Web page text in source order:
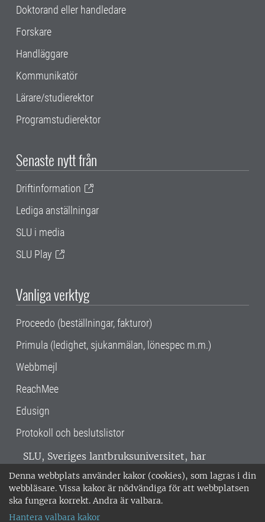
Denna webbplats använder kakor (cookies), som lagras i din
webbläsare. Vissa kakor är nödvändiga för att webbplatsen
ska fungera korrekt. Andra är valbara.
Hantera valbara kakor
Doktorand eller handledare
Forskare
Handläggare
Kommunikatör
Lärare/studierektor
Programstudierektor
Senaste nytt från
Driftinformation
Lediga anställningar
SLU i media
SLU Play
Vanliga verktyg
Proceedo (beställningar, fakturor)
Primula (ledighet, sjukanmälan, lönespec m.m.)
Webbmejl
ReachMee
Edusign
Protokoll och beslutslistor
SLU, Sveriges lantbruksuniversitet, har
verksamhet över hela Sverige. Huvudorter är
Alnarp, Uppsala och Umeå.SLU är
miljöcertifierat enligt ISO 14001. •
018-67 10 00 • Org nr: 202100-2817 •